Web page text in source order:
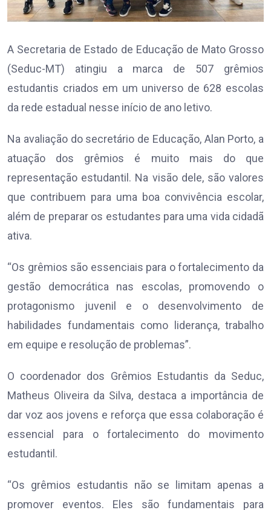
A Secretaria de Estado de Educação de Mato Grosso
(Seduc-MT) atingiu a marca de 507 grêmios
estudantis criados em um universo de 628 escolas
da rede estadual nesse início de ano letivo.
Na avaliação do secretário de Educação, Alan Porto, a
atuação dos grêmios é muito mais do que
representação estudantil. Na visão dele, são valores
que contribuem para uma boa convivência escolar,
além de preparar os estudantes para uma vida cidadã
ativa.
“Os grêmios são essenciais para o fortalecimento da
gestão democrática nas escolas, promovendo o
protagonismo juvenil e o desenvolvimento de
habilidades fundamentais como liderança, trabalho
em equipe e resolução de problemas”.
O coordenador dos Grêmios Estudantis da Seduc,
Matheus Oliveira da Silva, destaca a importância de
dar voz aos jovens e reforça que essa colaboração é
essencial para o fortalecimento do movimento
estudantil.
“Os grêmios estudantis não se limitam apenas a
promover eventos. Eles são fundamentais para